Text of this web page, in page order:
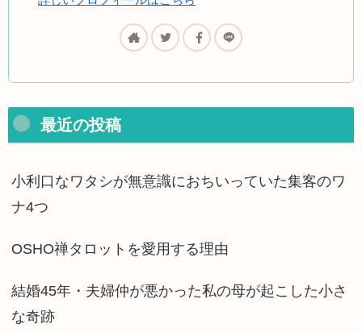
最近の投稿
小利口なワタシが無意識におちいっていた集客のワ
ナ4つ
OSHO禅タロットを愛用する理由
結婚45年・夫婦仲が悪かった私の母が起こした小さ
な奇跡